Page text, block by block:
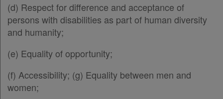
(d) Respect for difference and acceptance of
persons with disabilities as part of human diversity
and humanity;
(e) Equality of opportunity;
(f) Accessibility; (g) Equality between men and
women;